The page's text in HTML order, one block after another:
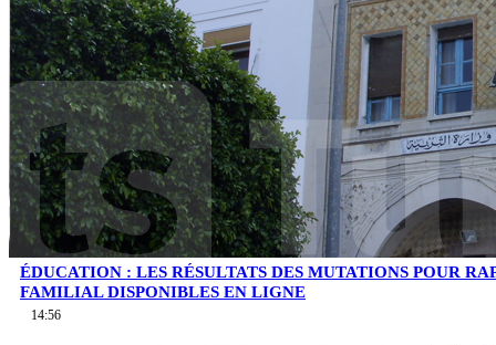
ÉDUCATION : LES RÉSULTATS DES MUTATIONS POUR
FAMILIAL DISPONIBLES EN LIGNE
14:56